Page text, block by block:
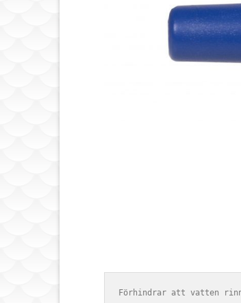
Förhindrar att vatten